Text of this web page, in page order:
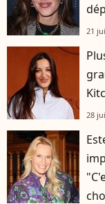
21
28